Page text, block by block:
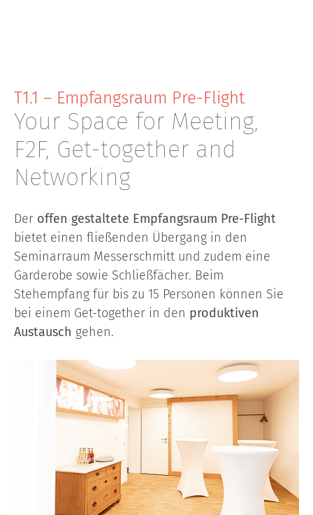
T1.1 – Empfangsraum Pre-Flight
Your Space for Meeting,
F2F, Get-together and
Networking
Der offen gestaltete Empfangsraum Pre-Flight
bietet einen fließenden Übergang in den
Seminarraum Messerschmitt und zudem eine
Garderobe sowie Schließfächer. Beim
Stehempfang für bis zu 15 Personen können Sie
bei einem Get-together in den produktiven
Austausch gehen.